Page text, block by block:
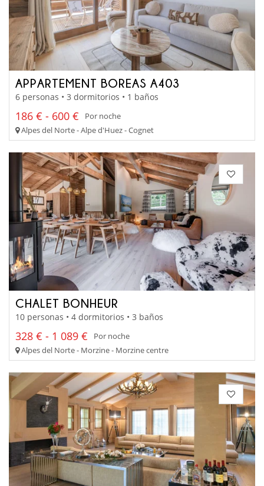
APPARTEMENT BOREAS A403
6 personas • 3 dormitorios • 1 baños
186 € - 600 €
Por noche
Alpes del Norte - Alpe d'Huez - Cognet
CHALET BONHEUR
10 personas • 4 dormitorios • 3 baños
328 € - 1 089 €
Por noche
Alpes del Norte - Morzine - Morzine centre